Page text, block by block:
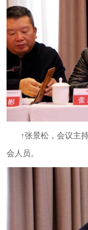
↑张景松，会议主持
会人员。